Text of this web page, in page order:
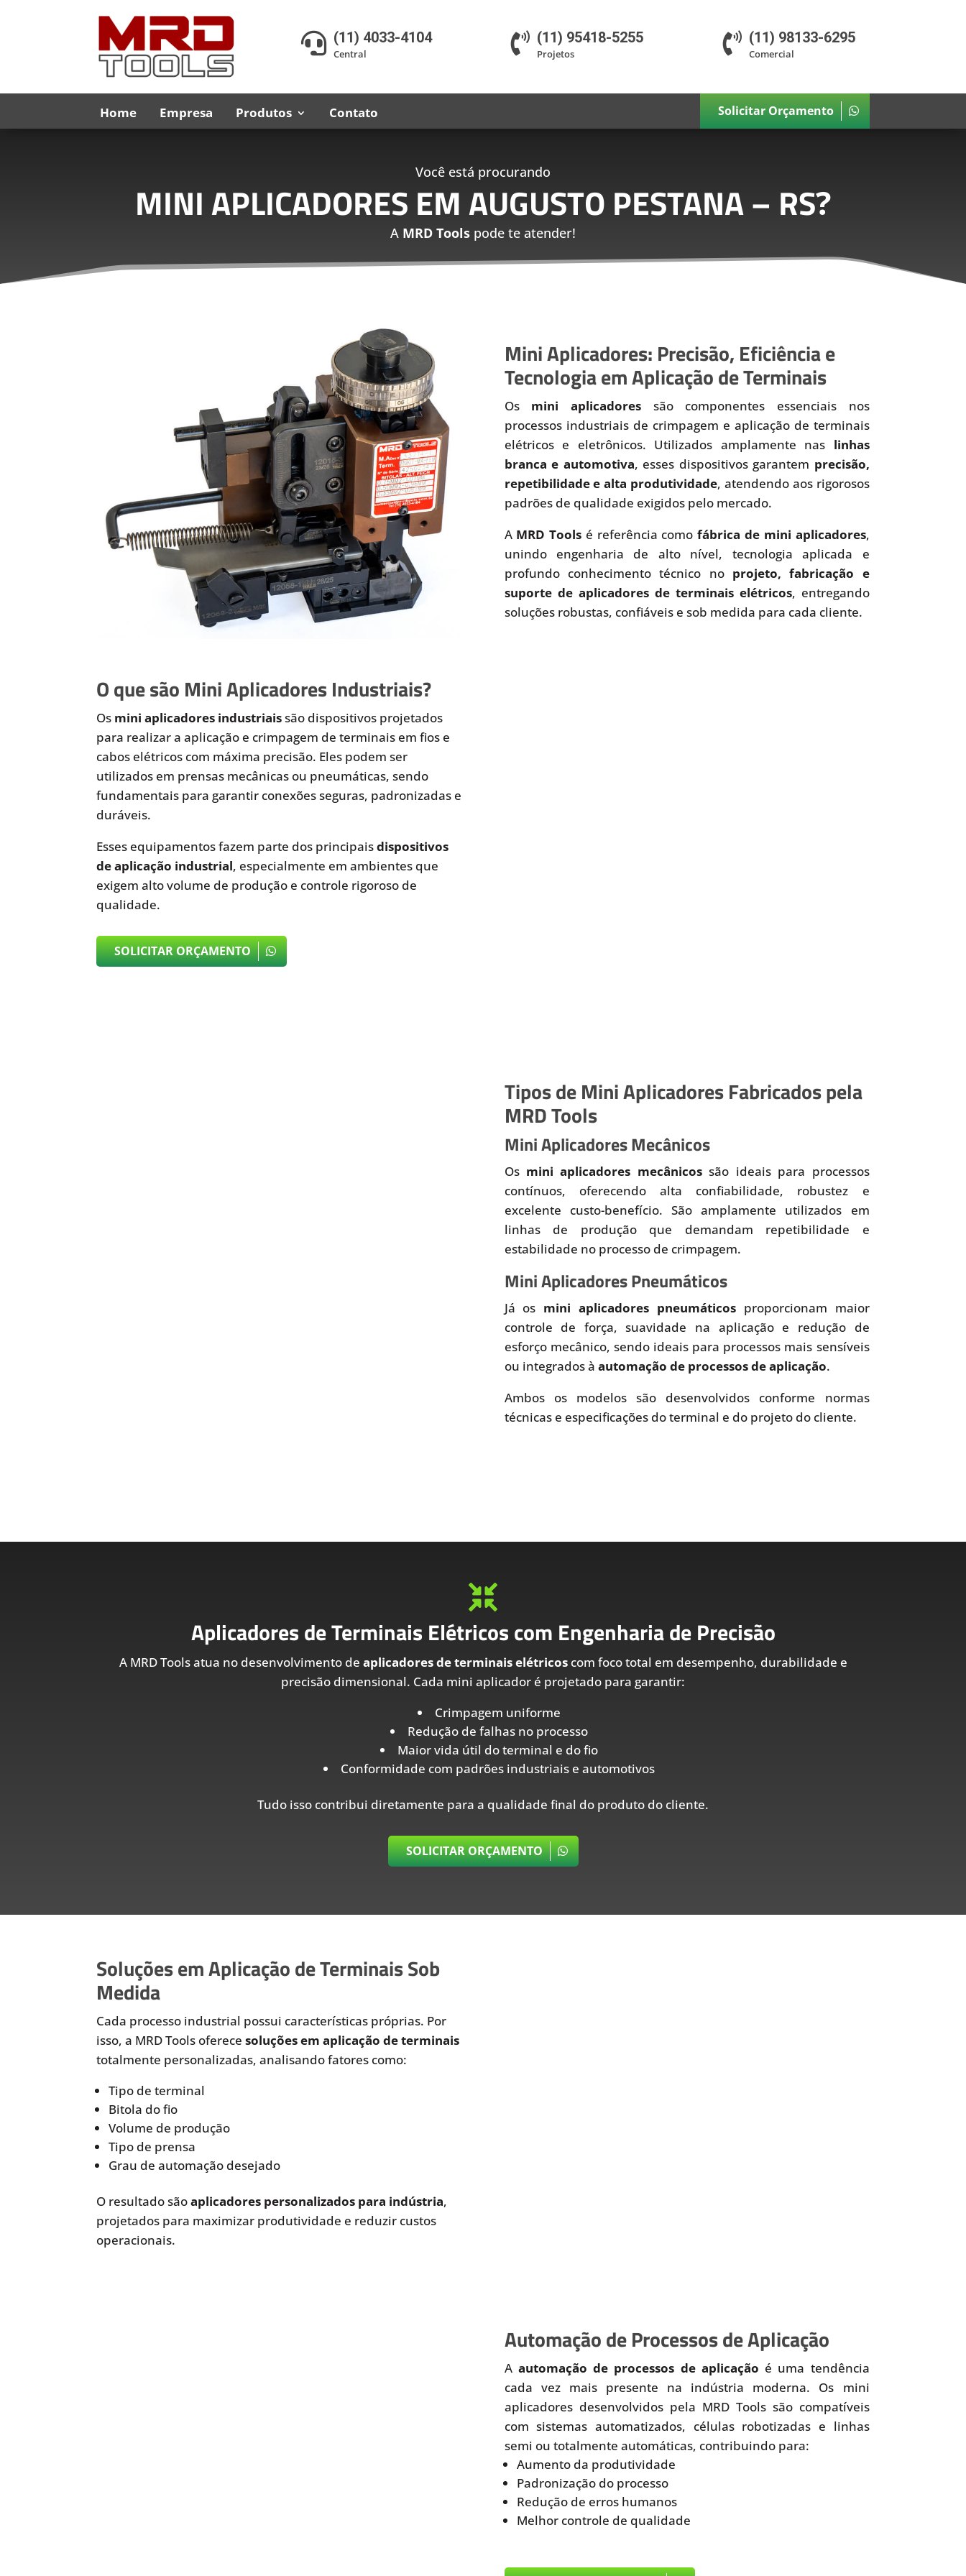
 (11) 4033-4104
Central  (11) 95418-5255
Projetos  (11) 98133-6295
Comercial
Home Empresa Produtos Contato Solicitar Orçamento
Você está procurando
MINI APLICADORES EM AUGUSTO PESTANA – RS?
A MRD Tools pode te atender!
Mini Aplicadores: Precisão, Eficiência e
Tecnologia em Aplicação de Terminais
Os mini aplicadoressão componentes essenciais nos
processos industriais de crimpagem e aplicação de terminais
elétricos e eletrônicos. Utilizados amplamente nas linhas
branca e automotiva, esses dispositivos garantem precisão,
repetibilidade e alta produtividade, atendendo aos rigorosos
padrões de qualidade exigidos pelo mercado.
A MRD Tools é referência comofábrica de mini aplicadores,
unindo engenharia de alto nível, tecnologia aplicada e
profundo conhecimento técnico no projeto, fabricação e
suporte de aplicadores de terminais elétricos, entregando
soluções robustas, confiáveis e sob medida para cada cliente.
O que são Mini Aplicadores Industriais?
Os mini aplicadores industriaissão dispositivos projetados
para realizar a aplicação e crimpagem de terminais em fios e
cabos elétricos com máxima precisão. Eles podem ser
utilizados em prensas mecânicas ou pneumáticas, sendo
fundamentais para garantir conexões seguras, padronizadas e
duráveis.
Esses equipamentos fazem parte dos principaisdispositivos
de aplicação industrial, especialmente em ambientes que
exigem alto volume de produção e controle rigoroso de
qualidade.
SOLICITAR ORÇAMENTO
Tipos de Mini Aplicadores Fabricados pela
MRD Tools
Mini Aplicadores Mecânicos
Os mini aplicadores mecânicossão ideais para processos
contínuos, oferecendo alta confiabilidade, robustez e
excelente custo-benefício. São amplamente utilizados em
linhas de produção que demandam repetibilidade e
estabilidade no processo de crimpagem.
Mini Aplicadores Pneumáticos
Já os mini aplicadores pneumáticosproporcionam maior
controle de força, suavidade na aplicação e redução de
esforço mecânico, sendo ideais para processos mais sensíveis
ou integrados à automação de processos de aplicação.
Ambos os modelos são desenvolvidos conforme normas
técnicas e especificações do terminal e do projeto do cliente.

Aplicadores de Terminais Elétricos com Engenharia de Precisão
A MRD Tools atua no desenvolvimento de aplicadores de terminais elétricoscom foco total em desempenho, durabilidade e
precisão dimensional. Cada mini aplicador é projetado para garantir:
Crimpagem uniforme
Redução de falhas no processo
Maior vida útil do terminal e do fio
Conformidade com padrões industriais e automotivos
Tudo isso contribui diretamente para a qualidade final do produto do cliente.
SOLICITAR ORÇAMENTO
Soluções em Aplicação de Terminais Sob
Medida
Cada processo industrial possui características próprias. Por
isso, a MRD Tools oferecesoluções em aplicação de terminais
totalmente personalizadas, analisando fatores como:
Tipo de terminal
Bitola do fio
Volume de produção
Tipo de prensa
Grau de automação desejado
O resultado sãoaplicadores personalizados para indústria,
projetados para maximizar produtividade e reduzir custos
operacionais.
Automação de Processos de Aplicação
A automação de processos de aplicação é uma tendência
cada vez mais presente na indústria moderna. Os mini
aplicadores desenvolvidos pela MRD Tools são compatíveis
com sistemas automatizados, células robotizadas e linhas
semi ou totalmente automáticas, contribuindo para:
Aumento da produtividade
Padronização do processo
Redução de erros humanos
Melhor controle de qualidade